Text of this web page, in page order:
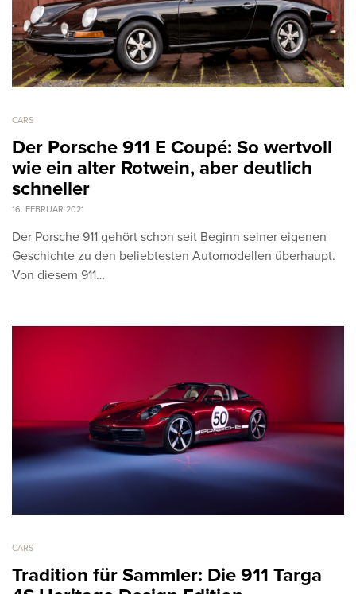
CARS
Der Porsche 911 E Coupé: So wertvoll
wie ein alter Rotwein, aber deutlich
schneller
16. FEBRUAR 2021
Der Porsche 911 gehört schon seit Beginn seiner eigenen
Geschichte zu den beliebtesten Automodellen überhaupt.
Von diesem 911…
CARS
Tradition für Sammler: Die 911 Targa